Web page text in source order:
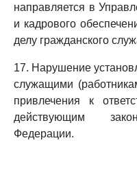
направляется в
и кадрового
делу гражданского
17. Нарушение
служащими
привлечения к
действующим
Федерации.